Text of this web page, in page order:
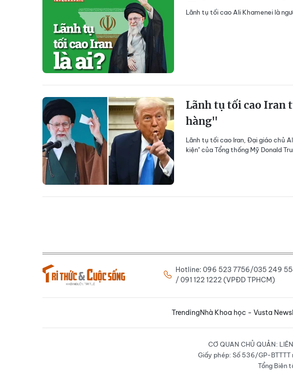
Lãnh tụ tối cao Ali Khamenei là
Lãnh tụ tối cao Iran
hàng"
Lãnh tụ tối cao Iran, Đại giáo chủ
kiện" của Tổng thống Mỹ Donald
Hotline: 096 523 7756/035 249
/ 091 122 1222 (VPĐD TPHCM)
TrendingNhà Khoa học - Vusta News
CƠ QUAN CHỦ QUẢN:
Giấy phép: Số 536/GP-BTTTT
Tổng Biên